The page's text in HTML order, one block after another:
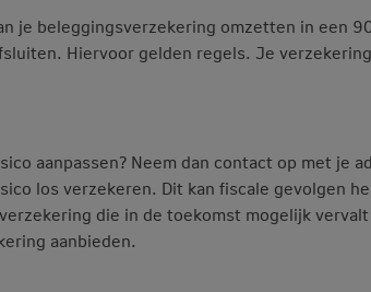
je beleggingsverzekering omzetten in een
Hiervoor gelden regels. Je
aanpassen? Neem dan contact op met je
los verzekeren. Dit kan fiscale gevolgen
die in de toekomst mogelijk
aanbieden.